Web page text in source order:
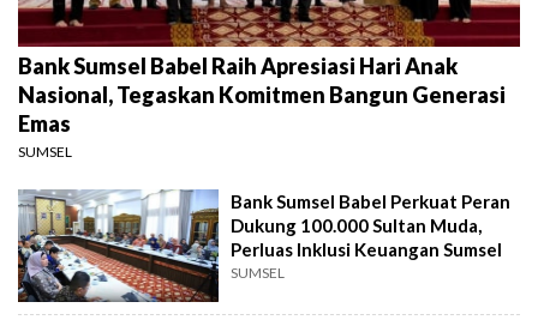
Bank Sumsel Babel Raih Apresiasi Hari Anak
Nasional, Tegaskan Komitmen Bangun Generasi
Emas
SUMSEL
Bank Sumsel Babel Perkuat Peran
Dukung 100.000 Sultan Muda,
Perluas Inklusi Keuangan Sumsel
SUMSEL